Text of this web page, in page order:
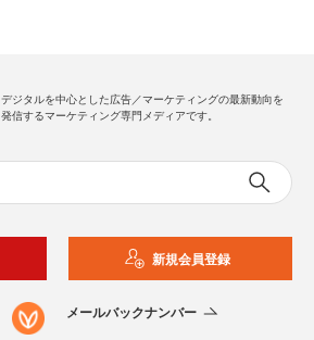
デジタルを中心とした広告／マーケティングの最新動向を
発信するマーケティング専門メディアです。
新規会員登録
メールバックナンバー